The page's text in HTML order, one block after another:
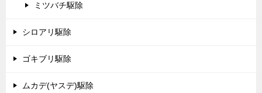
ミツバチ駆除
シロアリ駆除
ゴキブリ駆除
ムカデ(ヤスデ)駆除